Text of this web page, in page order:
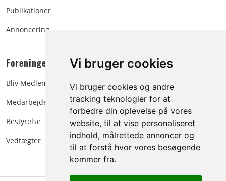
Vi bruger cookies
Vi bruger cookies og andre
tracking teknologier for at
forbedre din oplevelse på vores
website, til at vise personaliseret
indhold, målrettede annoncer og
til at forstå hvor vores besøgende
kommer fra.
Publikationer
Annoncering
Foreningen:
Bliv Medlem
Medarbejdere
Bestyrelse
Vedtægter